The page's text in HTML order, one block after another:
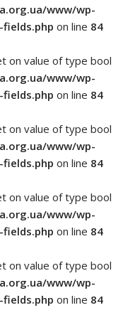
www/wp-
on line 84
on value of type bool
www/wp-
on line 84
on value of type bool
www/wp-
on line 84
on value of type bool
www/wp-
on line 84
on value of type bool
www/wp-
on line 84